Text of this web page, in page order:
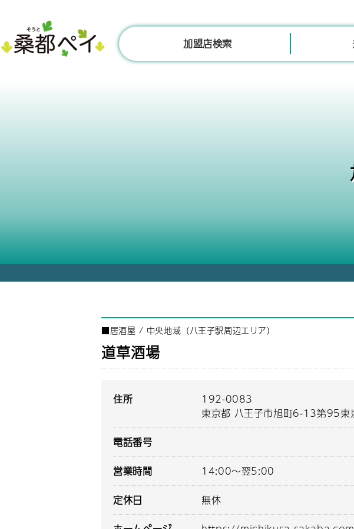
ン
加盟店検索
■居酒屋 / 中央地域（八王子駅周辺エリア）
道草酒場
住所
192-0083
東京都 八王子市旭町6-13第95東
電話番号
営業時間
14:00～翌5:00
定休日
無休